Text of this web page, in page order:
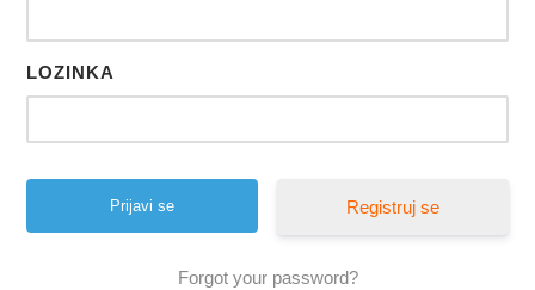
LOZINKA
Registruj se
Forgot your password?